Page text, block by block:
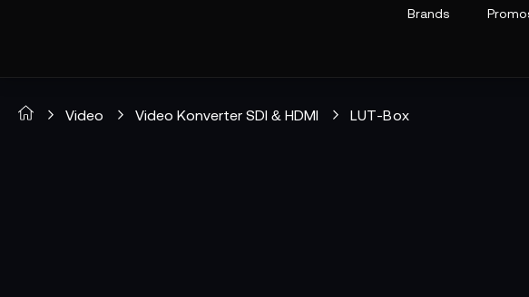
Brands
Video Video Konverter SDI & HDMI LUT-Box